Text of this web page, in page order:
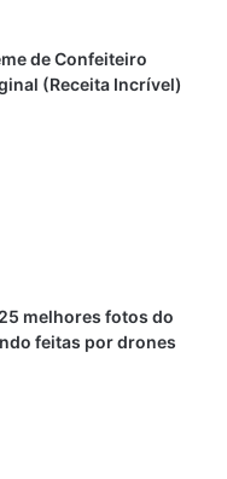
de Confeiteiro
(Receita Incrível)
melhores fotos do
feitas por drones